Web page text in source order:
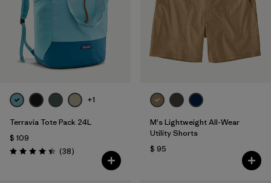
+1
Terravia Tote Pack 24L
$ 109
Valoración: 4.4 / 5
(38Comentarios
)
M's Lightweight All-Wear
Utility Shorts
$ 95